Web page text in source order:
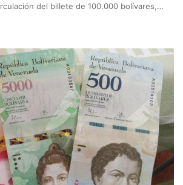
del billete de 100.000 bolívares,…